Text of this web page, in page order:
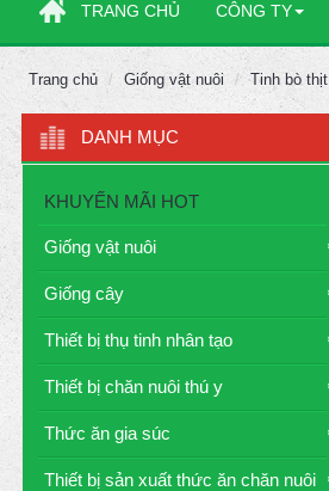
TRANG CHỦ CÔNG TY
Trang chủ Giống vật nuôi Tinh bò thịt
DANH MỤC
KHUYẾN MÃI HOT
Giống vật nuôi
Giống cây
Thiết bị thụ tinh nhân tạo
Thiết bị chăn nuôi thú y
Thức ăn gia súc
Thiết bị sản xuất thức ăn chăn nuôi